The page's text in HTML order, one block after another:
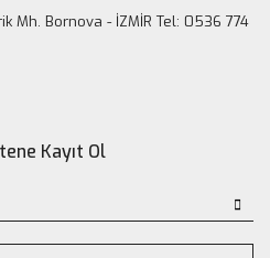
Mh. Bornova - İZMİR Tel: 0536 774
Kayıt Ol